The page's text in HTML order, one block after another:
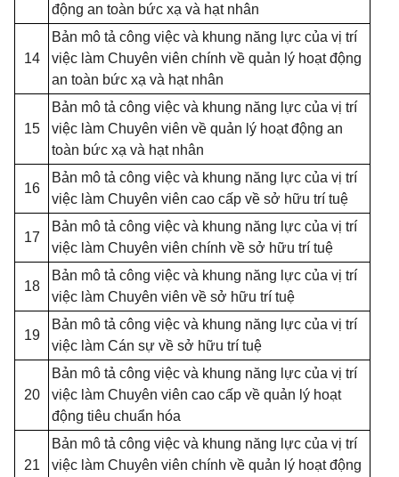
động an toàn bức xạ và hạt nhân
14
Bản mô tả công việc và khung năng lực của vị trí
việc làm Chuyên viên chính về quản lý hoạt động
an toàn bức xạ và hạt nhân
15
Bản mô tả công việc và khung năng lực của vị trí
việc làm Chuyên viên về quản lý hoạt động an
toàn bức xạ và hạt nhân
16
Bản mô tả công việc và khung năng lực của vị trí
việc làm Chuyên viên cao cấp về sở hữu trí tuệ
17
Bản mô tả công việc và khung năng lực của vị trí
việc làm Chuyên viên chính về sở hữu trí tuệ
18
Bản mô tả công việc và khung năng lực của vị trí
việc làm Chuyên viên về sở hữu trí tuệ
19
Bản mô tả công việc và khung năng lực của vị trí
việc làm Cán sự về sở hữu trí tuệ
20
Bản mô tả công việc và khung năng lực của vị trí
việc làm Chuyên viên cao cấp về quản lý hoạt
động tiêu chuẩn hóa
21
Bản mô tả công việc và khung năng lực của vị trí
việc làm Chuyên viên chính về quản lý hoạt động